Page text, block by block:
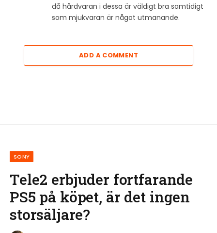
då hårdvaran i dessa är väldigt bra samtidigt
som mjukvaran är något utmanande.
ADD A COMMENT
SONY
Tele2 erbjuder fortfarande
PS5 på köpet, är det ingen
storsäljare?